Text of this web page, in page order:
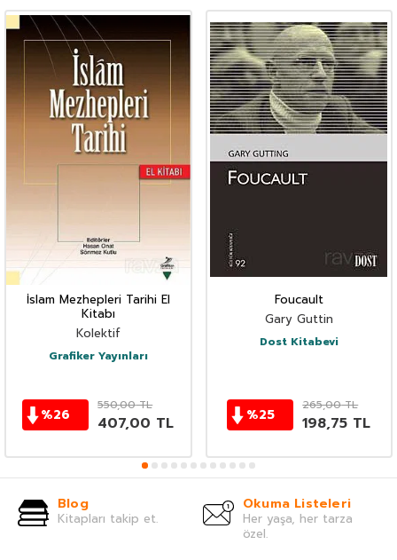
İslam Mezhepleri Tarihi El
Kitabı
Kolektif
Grafiker Yayınları
%26
550,00TL
407,00 TL
Foucault
Gary Guttin
Dost Kitabevi
%25
265,00TL
198,75 TL
Blog
Kitapları takip et.
Okuma Listeleri
Her yaşa, her tarza
özel.